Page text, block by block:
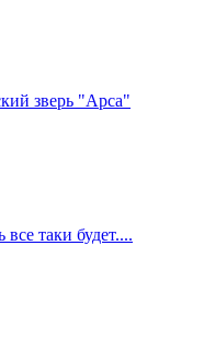
зверь "Арса"
таки будет....